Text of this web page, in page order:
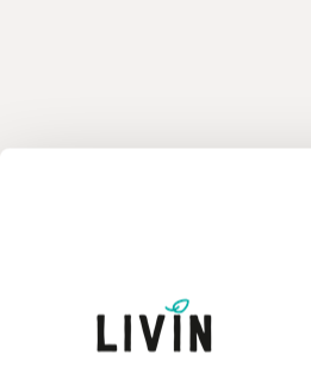
Atsakome darbo dienomis
8-17 val.